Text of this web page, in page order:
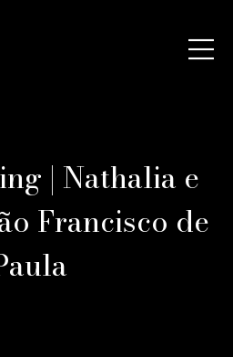
| Nathalia e
Francisco de